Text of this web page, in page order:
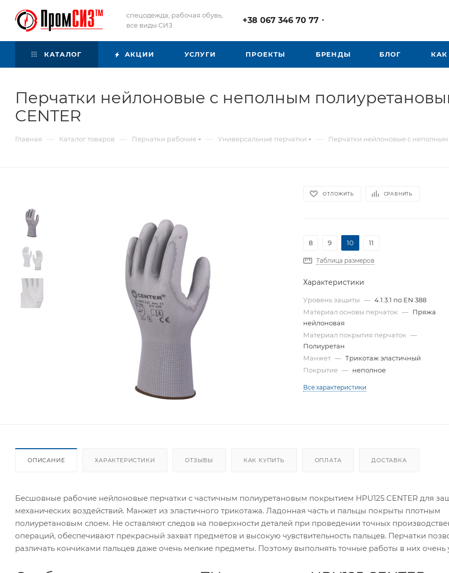
спецодежда, рабочая обувь,
все виды СИЗ
+38 067 346 70 77
КАТАЛОГ АКЦИИ УСЛУГИ ПРОЕКТЫ БРЕНДЫ БЛОГ
Перчатки нейлоновые с неполным
CENTER
Главная — Каталог товаров — Перчатки рабочие — Универсальные перчатки — Перчатки нейлоновые с неполным
ОТЛОЖИТЬ СРАВНИТЬ
8 9 10 11
Таблица размеров
Характеристики
Уровень защиты — 4.1.3.1 по EN 388
Материал основы перчаток — Пряжа
нейлоновая
Материал покрытия перчаток —
Полиуретан
Манжет — Трикотаж эластичный
Покрытие — неполное
Все характеристики
ОПИСАНИЕ ХАРАКТЕРИСТИКИ ОТЗЫВЫ КАК КУПИТЬ ОПЛАТА ДОСТАВКА
Бесшовные рабочие нейлоновые перчатки с частичным полиуретановым покрытием HPU125 CENTER для
механических воздействий. Манжет из эластичного трикотажа. Ладонная часть и пальцы покрыты плотным
полиуретановым слоем. Не оставляют следов на поверхности деталей при проведении точных
операций, обеспечивают прекрасный захват предметов и высокую чувствительность пальцев. Перчатки
различать кончиками пальцев даже очень мелкие предметы. Поэтому выполнять точные работы в них очень